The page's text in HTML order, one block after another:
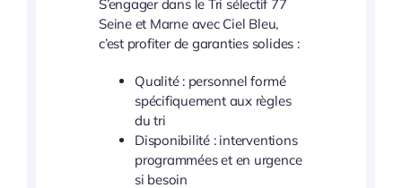
S’engager dans le Tri sélectif 77
Seine et Marne avec Ciel Bleu,
c’est profiter de garanties solides :
Qualité : personnel formé
spécifiquement aux règles
du tri
Disponibilité : interventions
programmées et en urgence
si besoin